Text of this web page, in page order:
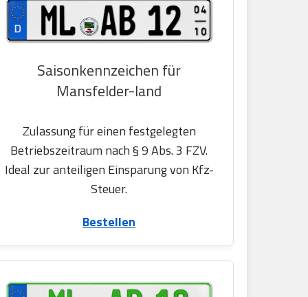
Saisonkennzeichen für
Mansfelder-land
Zulassung für einen festgelegten
Betriebszeitraum nach § 9 Abs. 3 FZV.
Ideal zur anteiligen Einsparung von Kfz-
Steuer.
Bestellen